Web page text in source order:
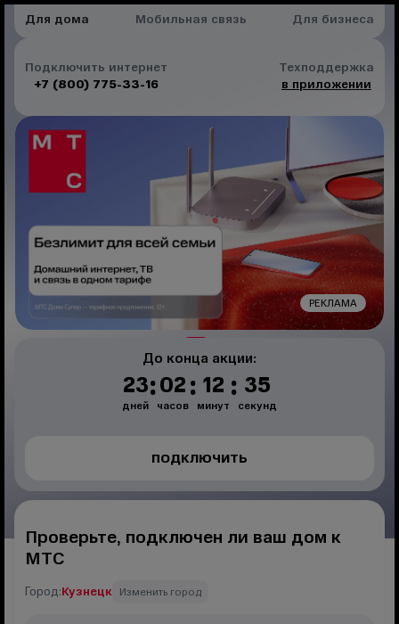
Для дома Мобильная связь Для бизнеса
Подключить интернет
+7 (800) 775-33-16
Техподдержка
в приложении
РЕКЛАМА
До конца акции:
23
дней:02
часов: 12
минут: 35
секунд
ПОДКЛЮЧИТЬ
Проверьте, подключен ли ваш дом к
МТС
Город:Кузнецк Изменить город